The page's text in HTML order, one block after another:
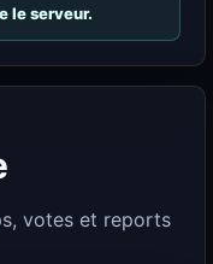
le serveur.
votes et reports